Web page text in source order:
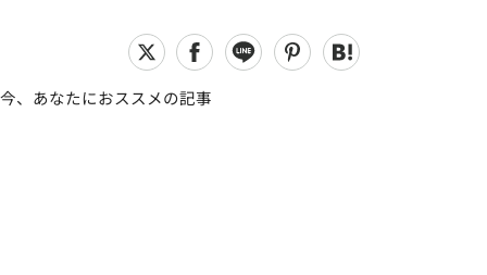
今、あなたにおススメの記事